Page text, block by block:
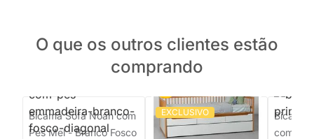
O que os outros clientes estão
comprando
Bicama Sofá Noah com
Pés Mel - Branco Fosco
EXCLUSIVO
PRONTA ENTREGA
Bicama
com